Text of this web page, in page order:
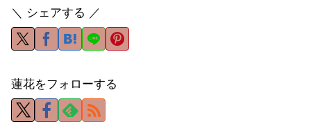
＼ シェアする ／
蓮花をフォローする